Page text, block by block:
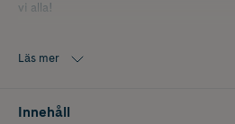
vi alla!
Läs mer
Innehåll